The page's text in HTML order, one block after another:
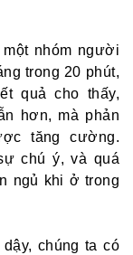
nhóm người
trong 20 phút,
quả cho thấy,
hơn, mà phản
tăng cường.
chú ý, và quá
ngủ khi ở trong
chúng ta có